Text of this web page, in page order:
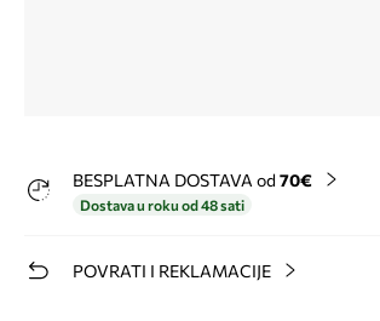
BESPLATNA DOSTAVA od 70€
Dostava u roku od 48 sati
POVRATI I REKLAMACIJE